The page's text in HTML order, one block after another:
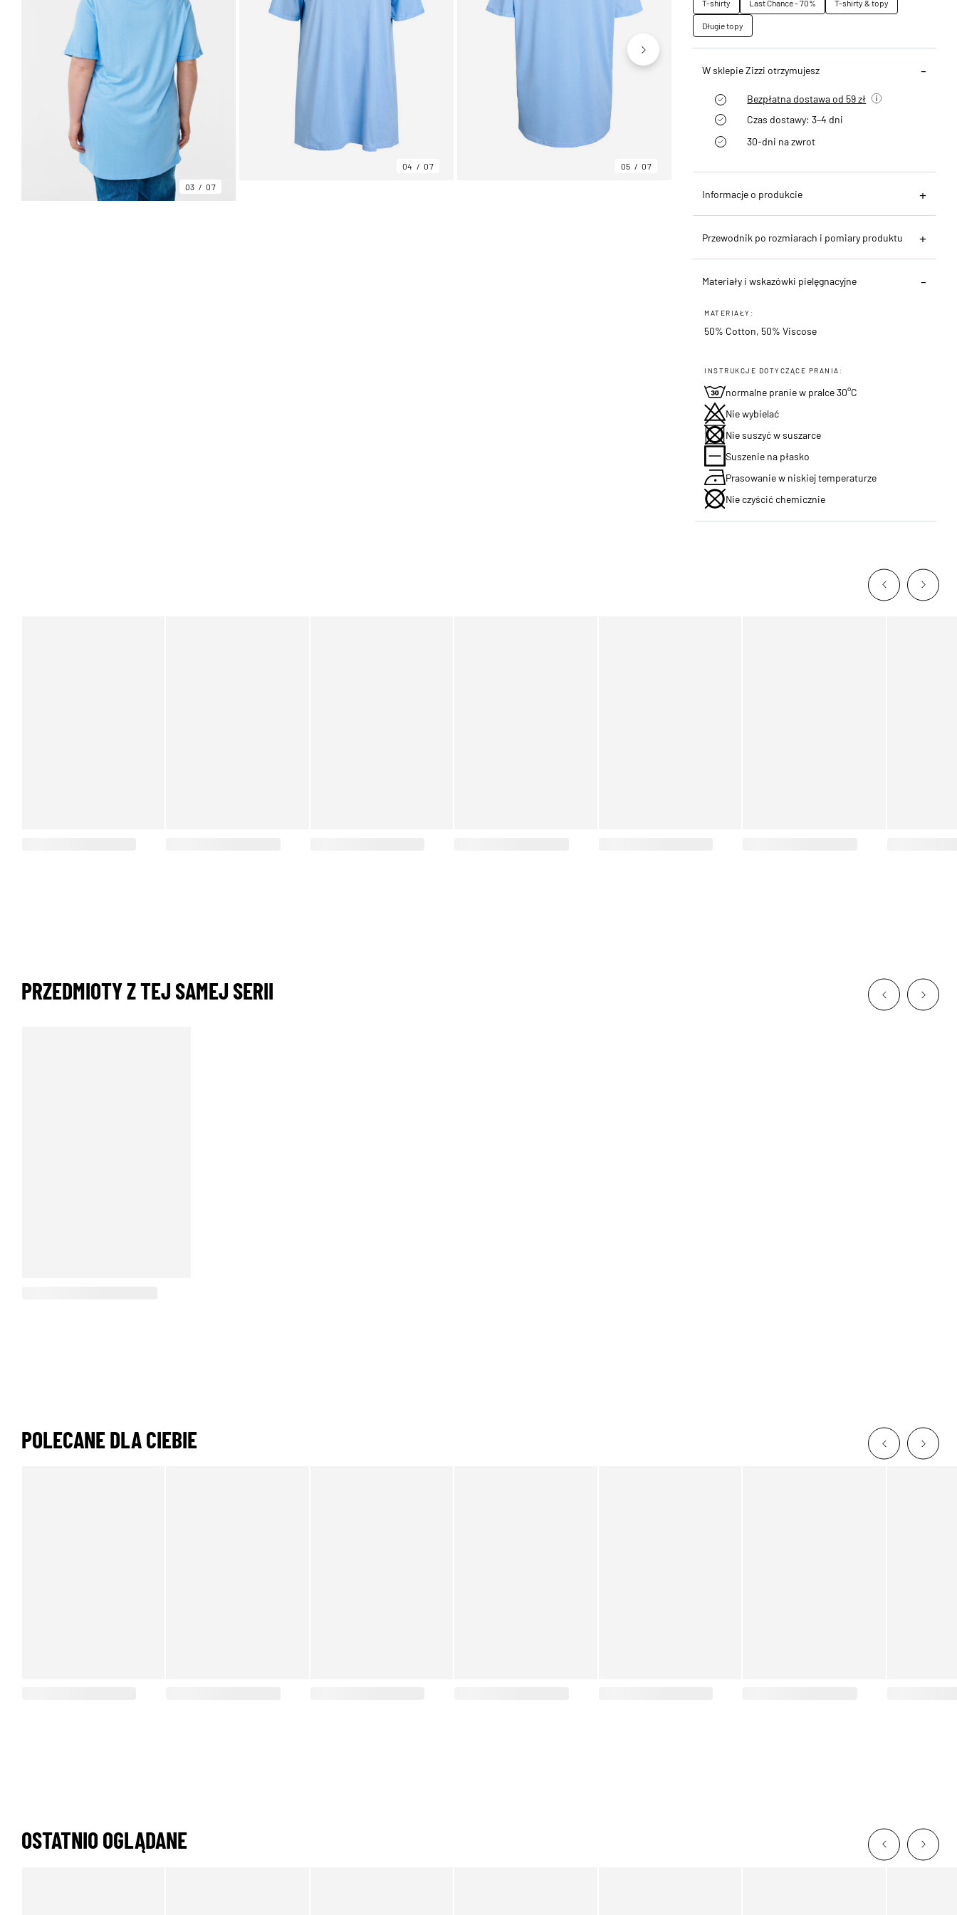
03 07
04 07 05 07
T-shirty Last Chance - 70%
T-shirty & topy
Długie topy
W sklepie Zizzi otrzymujesz
Bezpłatna dostawa od 59 zł
Czas dostawy: 3–4 dni
30-dni na zwrot
Informacje o produkcie
Przewodnik po rozmiarach i pomiary produktu
Materiały i wskazówki pielęgnacyjne
MATERIAŁY:
50% Cotton, 50% Viscose
INSTRUKCJE DOTYCZĄCE PRANIA:
normalne pranie w pralce 30°C
Nie wybielać
Nie suszyć w suszarce
Suszenie na płasko
Prasowanie w niskiej temperaturze
Nie czyścić chemicznie
PRZEDMIOTY Z TEJ SAMEJ SERII
POLECANE DLA CIEBIE
OSTATNIO OGLĄDANE